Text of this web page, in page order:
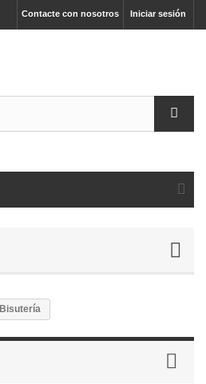
Iniciar sesión
Contacte con nosotros
Bisutería